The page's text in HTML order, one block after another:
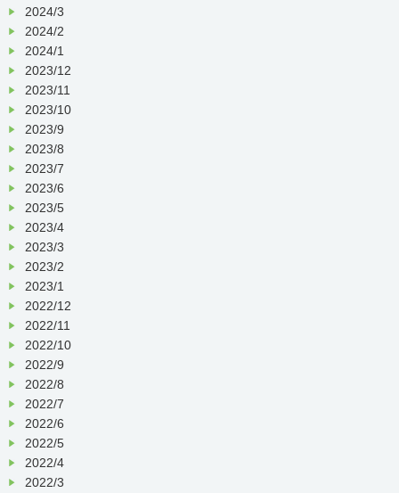
2024/3
2024/2
2024/1
2023/12
2023/11
2023/10
2023/9
2023/8
2023/7
2023/6
2023/5
2023/4
2023/3
2023/2
2023/1
2022/12
2022/11
2022/10
2022/9
2022/8
2022/7
2022/6
2022/5
2022/4
2022/3